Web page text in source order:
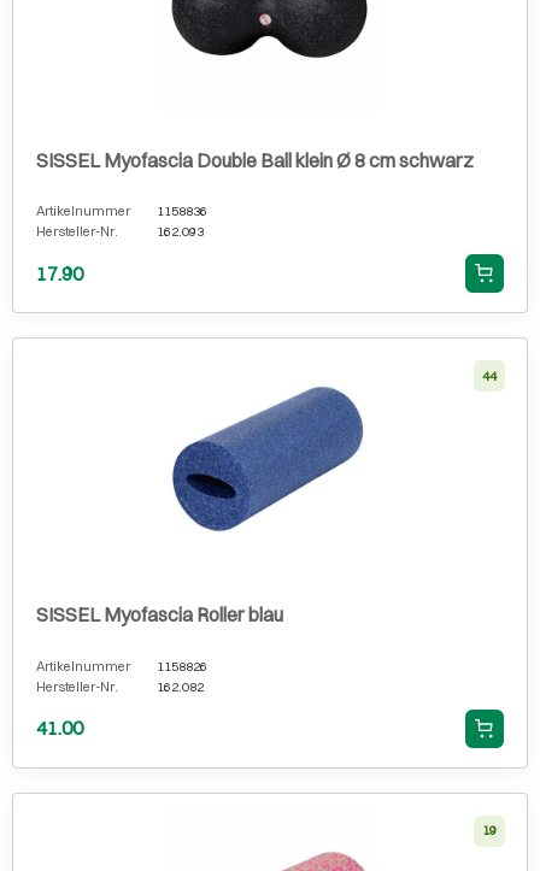
SISSEL Myofascia Double Ball klein Ø 8 cm schwarz
Artikelnummer
1158836
Hersteller-Nr.
162.093
17.90
44
SISSEL Myofascia Roller blau
Artikelnummer
1158826
Hersteller-Nr.
162.082
41.00
19